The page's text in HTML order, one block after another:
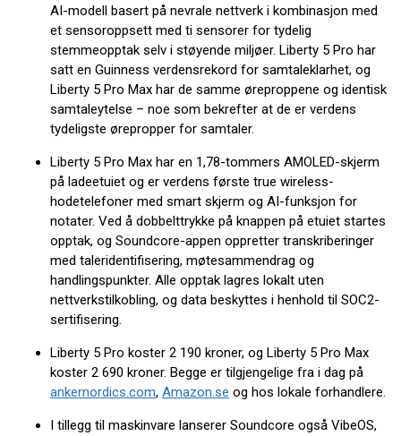
AI-modell basert på nevrale nettverk i kombinasjon med
et sensoroppsett med ti sensorer for tydelig
stemmeopptak selv i støyende miljøer. Liberty 5 Pro har
satt en Guinness verdensrekord for samtaleklarhet, og
Liberty 5 Pro Max har de samme øreproppene og identisk
samtaleytelse – noe som bekrefter at de er verdens
tydeligste ørepropper for samtaler.
Liberty 5 Pro Max har en 1,78-tommers AMOLED-skjerm
på ladeetuiet og er verdens første true wireless-
hodetelefoner med smart skjerm og AI-funksjon for
notater. Ved å dobbelttrykke på knappen på etuiet startes
opptak, og Soundcore-appen oppretter transkriberinger
med taleridentifisering, møtesammendrag og
handlingspunkter. Alle opptak lagres lokalt uten
nettverkstilkobling, og data beskyttes i henhold til SOC2-
sertifisering.
Liberty 5 Pro koster 2 190 kroner, og Liberty 5 Pro Max
koster 2 690 kroner. Begge er tilgjengelige fra i dag på
ankernordics.com, Amazon.se og hos lokale forhandlere.
I tillegg til maskinvare lanserer Soundcore også VibeOS,